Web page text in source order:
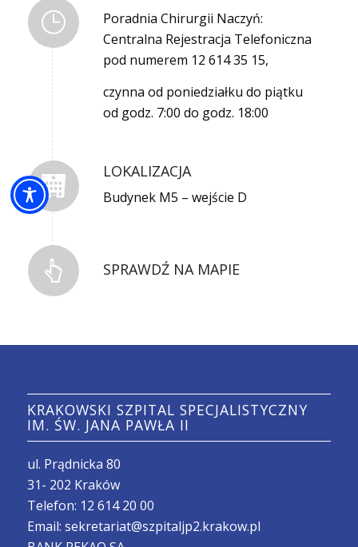
Poradnia Chirurgii Naczyń:
Centralna Rejestracja Telefoniczna
pod numerem 12 614 35 15,
czynna od poniedziałku do piątku
od godz. 7:00 do godz. 18:00
LOKALIZACJA
Budynek M5 – wejście D
SPRAWDŹ NA MAPIE
KRAKOWSKI SZPITAL SPECJALISTYCZNY
IM. ŚW. JANA PAWŁA II
ul. Prądnicka 80
31- 202 Kraków
Telefon: 12 614 20 00
Email: sekretariat@szpitaljp2.krakow.pl